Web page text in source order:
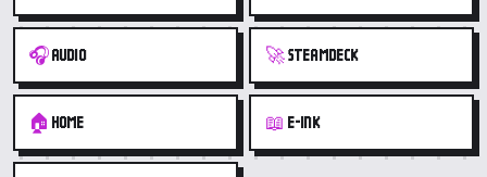
🎧 AUDIO 🚀 STEAMDECK
🏠 HOME 📖 E-INK